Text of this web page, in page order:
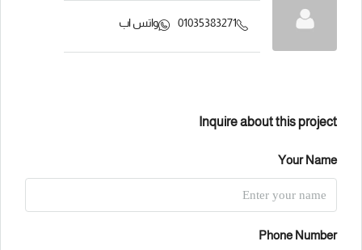
01035383271 واتس اب
Inquire about this project
Your Name
Phone Number